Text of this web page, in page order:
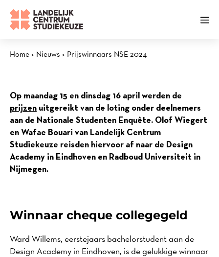
naar
Home> Nieuws > Prijswinnaars NSE 2024
Op maandag 15 en dinsdag 16 april werden de
prijzen uitgereikt van de loting onder deelnemers
aan de Nationale Studenten Enquête. Olof Wiegert
en Wafae Bouari van Landelijk Centrum
Studiekeuze reisden hiervoor af naar de Design
Academy in Eindhoven en Radboud Universiteit in
Nijmegen.
Winnaar cheque collegegeld
Ward Willems, eerstejaars bachelorstudent aan de
Design Academy in Eindhoven, is de gelukkige winnaar